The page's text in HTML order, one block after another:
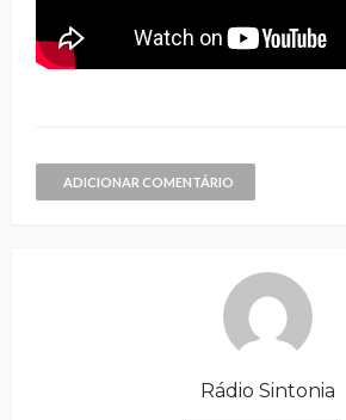
ADICIONAR COMENTÁRIO
Rádio Sintonia